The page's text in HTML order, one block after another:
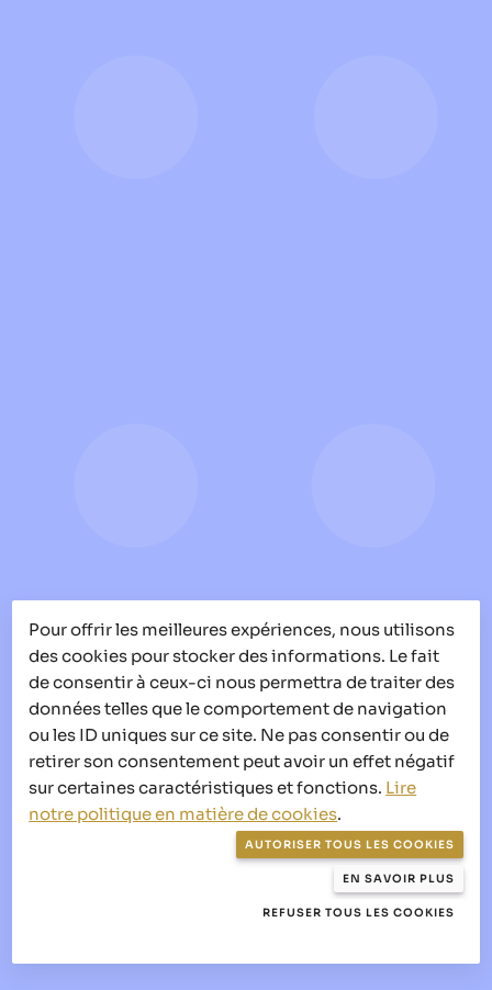
Pour offrir les meilleures expériences, nous utilisons
des cookies pour stocker des informations. Le fait
de consentir à ceux-ci nous permettra de traiter des
données telles que le comportement de navigation
ou les ID uniques sur ce site. Ne pas consentir ou de
retirer son consentement peut avoir un effet négatif
sur certaines caractéristiques et fonctions. Lire
notre politique en matière de cookies.
AUTORISER TOUS LES COOKIES
EN SAVOIR PLUS
REFUSER TOUS LES COOKIES